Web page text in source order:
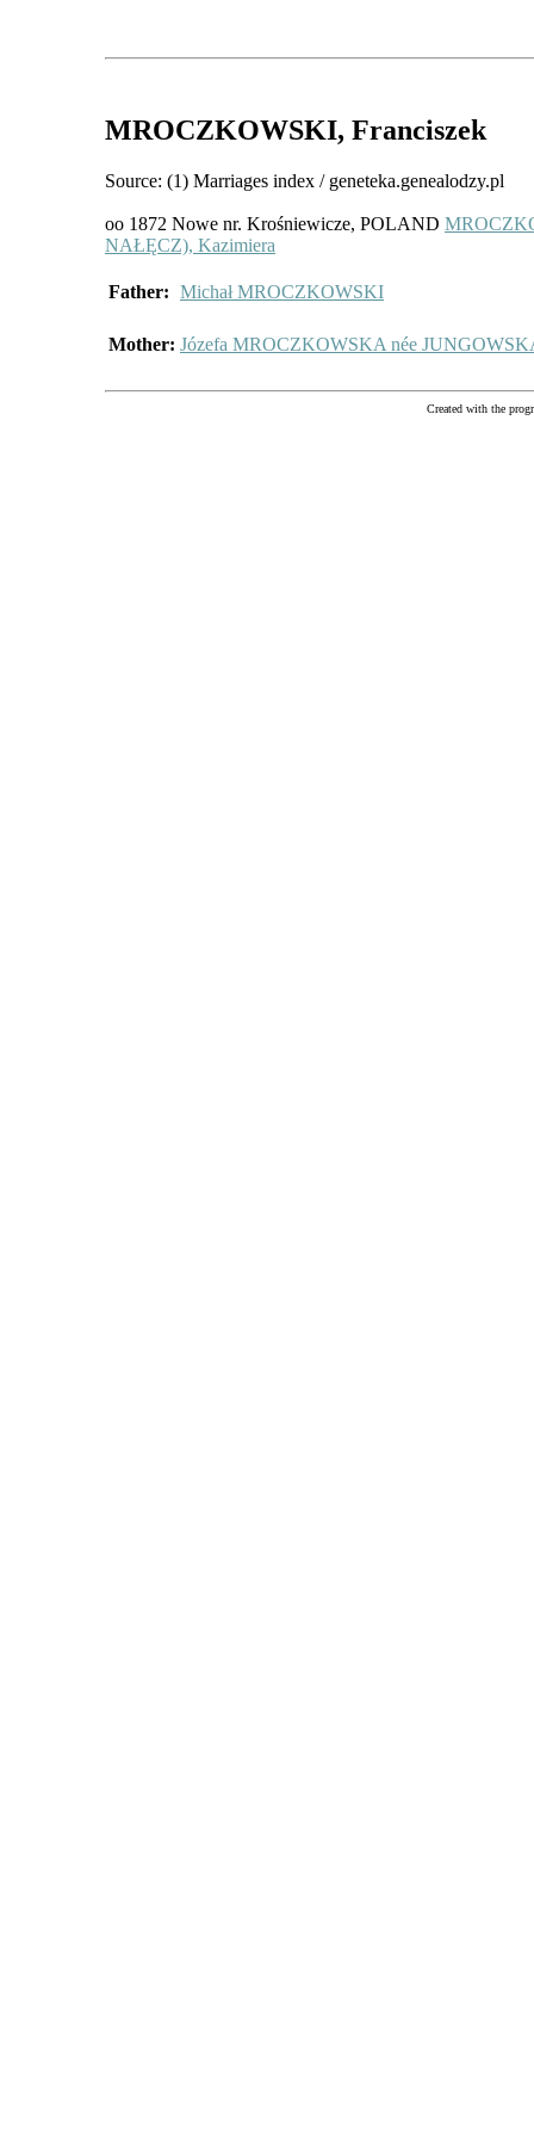
MROCZKOWSKI, Franciszek
Source: (1) Marriages index / geneteka.genealodzy.pl
oo 1872 Nowe nr. Krośniewicze, POLAND
NAŁĘCZ), Kazimiera
Father: Michał MROCZKOWSKI
Mother: Józefa MROCZKOWSKA née
Created with the